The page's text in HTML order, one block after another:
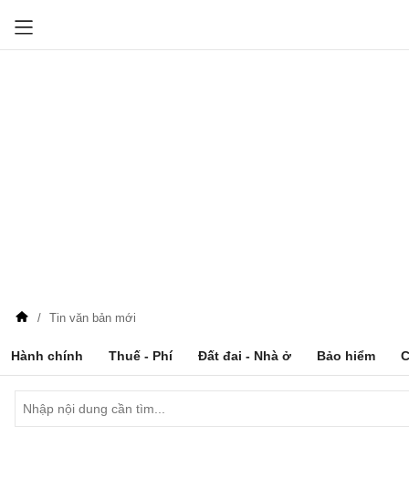
Tin văn bản mới
Hành chính Thuế - Phí Đất đai - Nhà ở Bảo hiểm